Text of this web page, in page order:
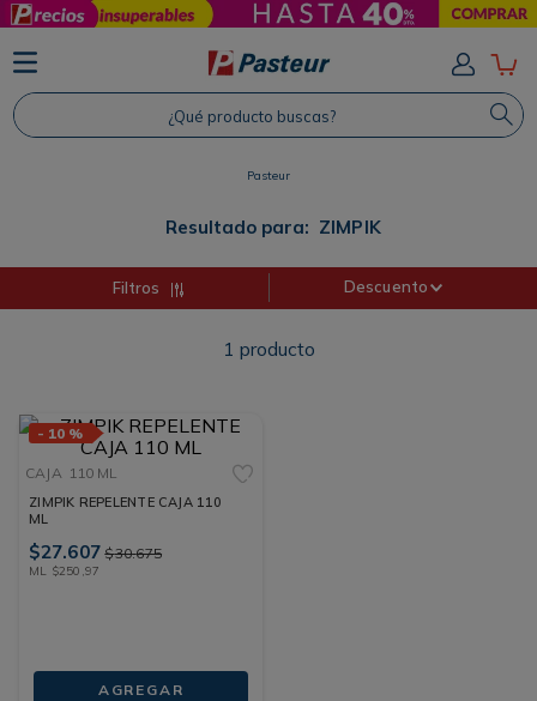
¿Qué producto buscas?
Pasteur
Resultado para: ZIMPIK
Filtros Descuento
1 producto
- 10 %
CAJA 110 ML
ZIMPIK REPELENTE CAJA 110
ML
$27.607 $30.675
ML $250 97
AGREGAR
TÉRMINOS MÁS BUSCADOS
1. Protector Solar
2. Shampoo